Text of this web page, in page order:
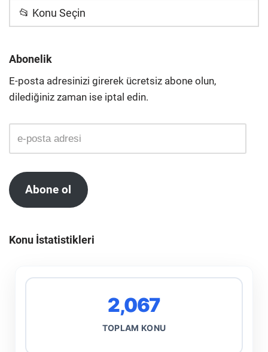
📂 Konu Seçin
Abonelik
E-posta adresinizi girerek ücretsiz abone olun,
dilediğiniz zaman ise iptal edin.
Abone ol
Konu İstatistikleri
2,067
TOPLAM KONU